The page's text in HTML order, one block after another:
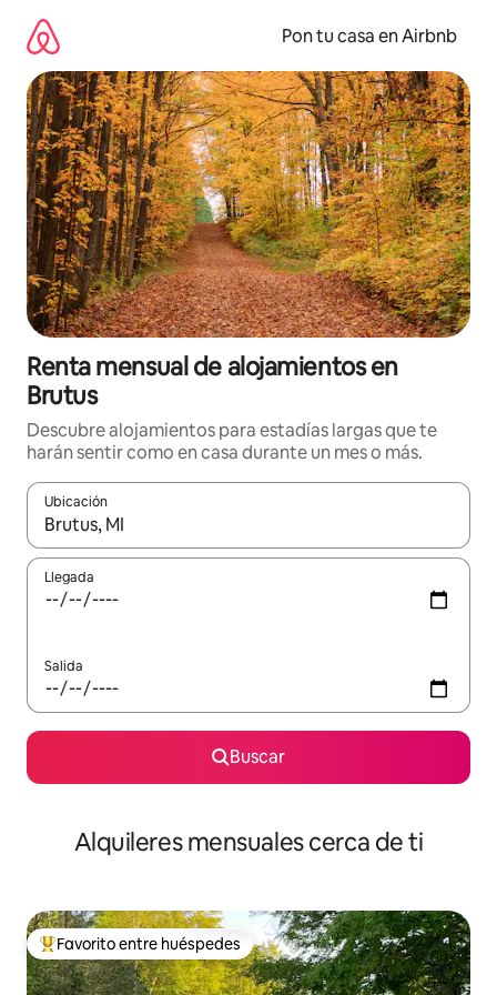
contenido
Pon tu casa en Airbnb
Renta mensual de alojamientos en
Brutus
Descubre alojamientos para estadías largas que te
harán sentir como en casa durante un mes o más.
Ubicación
Cuando los resultados estén disponibles, navega con las
Llegada
Salida
Buscar
Alquileres mensuales cerca de ti
Favorito entre huéspedes preferido
Favorito entre huéspedes